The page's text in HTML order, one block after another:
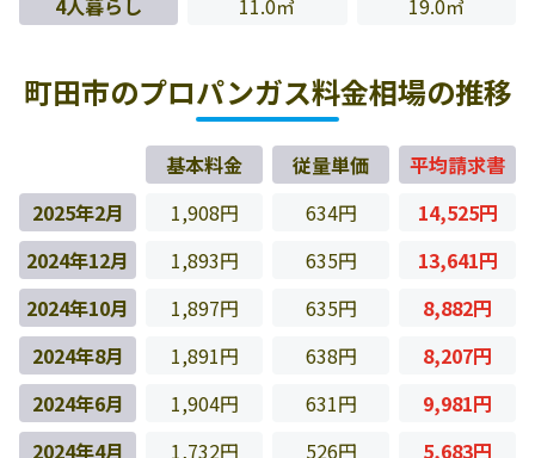
4人暮らし
11.0㎥ 19.0㎥
町田市のプロパンガス料金相場の推移
基本料金 従量単価
平均請求書
2025年2月
1,908円 634円
14,525円
2024年12月
1,893円 635円
13,641円
2024年10月
1,897円 635円
8,882円
2024年8月
1,891円 638円
8,207円
2024年6月
1,904円 631円
9,981円
2024年4月
1,732円 526円
5,683円